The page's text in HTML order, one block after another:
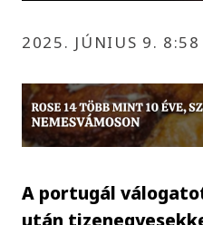
2025. JÚNIUS 9. 8:58
A portugál
után